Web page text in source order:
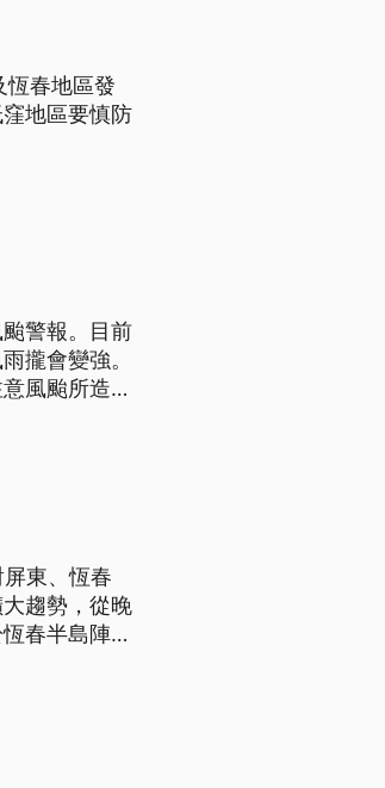
恆春地區發
地區要慎防
警報。目前
攏會變強。
風颱所造成
東、恆春
趨勢，從晚
春半島陣風